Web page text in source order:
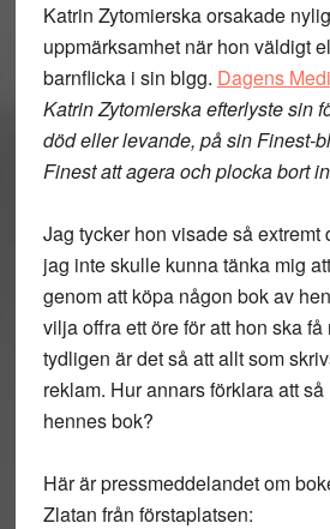
Katrin Zytomierska orsakade
uppmärksamhet när hon väldigt
barnflicka i sin blgg. Dagens
Katrin Zytomierska efterlyste sin
död eller levande, på sin Finest-
Finest att agera och plocka bort
Jag tycker hon visade så extremt
jag inte skulle kunna tänka mig
genom att köpa någon bok av
vilja offra ett öre för att hon ska få
tydligen är det så att allt som
reklam. Hur annars förklara att
hennes bok?
Här är pressmeddelandet om
Zlatan från förstaplatsen: